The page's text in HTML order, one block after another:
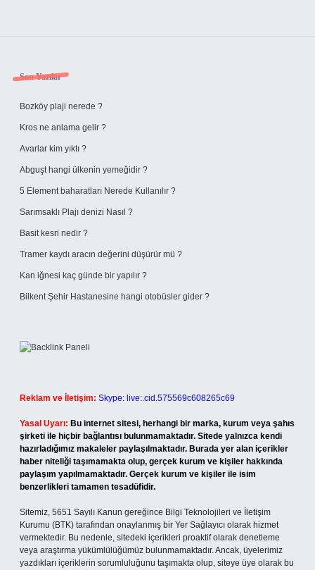
Sidebar
Son Yazılar
Bozköy plaji nerede ?
Kros ne anlama gelir ?
Avarlar kim yıktı ?
Abguşt hangi ülkenin yemeğidir ?
5 Element baharatları Nerede Kullanılır ?
Sarımsaklı Plajı denizi Nasıl ?
Basit kesri nedir ?
Tramer kaydı aracın değerini düşürür mü ?
Kan iğnesi kaç günde bir yapılır ?
Bilkent Şehir Hastanesine hangi otobüsler gider ?
Reklam ve İletişim: Skype: live:.cid.575569c608265c69
Yasal Uyarı: Bu internet sitesi, herhangi bir marka, kurum veya şahıs
şirketi ile hiçbir bağlantısı bulunmamaktadır. Sitede yalnızca kendi
hazırladığımız makaleler paylaşılmaktadır. Burada yer alan içerikler
haber niteliği taşımamakta olup, gerçek kurum ve kişiler hakkında
paylaşım yapılmamaktadır. Gerçek kurum ve kişiler ile isim
benzerlikleri tamamen tesadüfidir.
Sitemiz, 5651 Sayılı Kanun gereğince Bilgi Teknolojileri ve İletişim
Kurumu (BTK) tarafından onaylanmış bir Yer Sağlayıcı olarak hizmet
vermektedir. Bu nedenle, sitedeki içerikleri proaktif olarak denetleme
veya araştırma yükümlülüğümüz bulunmamaktadır. Ancak, üyelerimiz
yazdıkları içeriklerin sorumluluğunu taşımakta olup, siteye üye olarak bu